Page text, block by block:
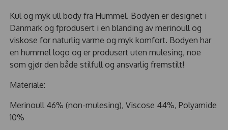
Kul og myk ull body fra Hummel. Bodyen er designet i
Danmark og fprodusert i en blanding av merinoull og
viskose for naturlig varme og myk komfort. Bodyen har
en hummel logo og er produsert uten mulesing, noe
som gjør den både stilfull og ansvarlig fremstilt!
Materiale:
Merinoull 46% (non-mulesing), Viscose 44%, Polyamide
10%